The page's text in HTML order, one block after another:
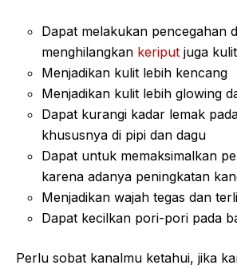
Dapat melakukan pencegahan
menghilangkan keriput juga
Menjadikan kulit lebih kencang
Menjadikan kulit lebih glowing
Dapat kurangi kadar lemak
khususnya di pipi dan dagu
Dapat untuk memaksimalkan
karena adanya peningkatan
Menjadikan wajah tegas dan
Dapat kecilkan pori-pori pada
Perlu sobat kanalmu ketahui, jika